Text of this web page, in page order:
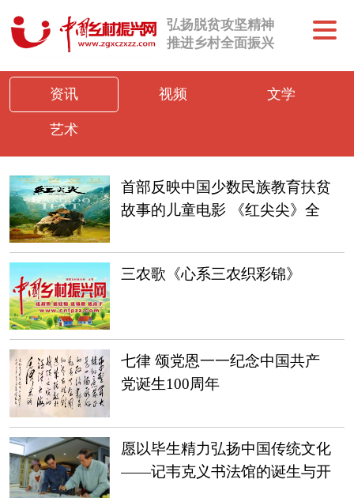
弘扬脱贫攻坚精神
推进乡村全面振兴
资讯 视频 文学
艺术
首部反映中国少数民族教育扶贫
故事的儿童电影 《红尖尖》全
三农歌《心系三农织彩锦》
七律 颂党恩一一纪念中国共产
党诞生100周年
愿以毕生精力弘扬中国传统文化
——记韦克义书法馆的诞生与开